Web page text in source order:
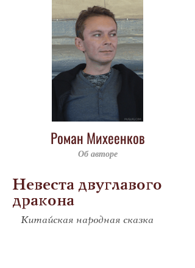
Роман Михеенков
Об авторе
Невеста двуглавого
дракона
Китайская народная сказка